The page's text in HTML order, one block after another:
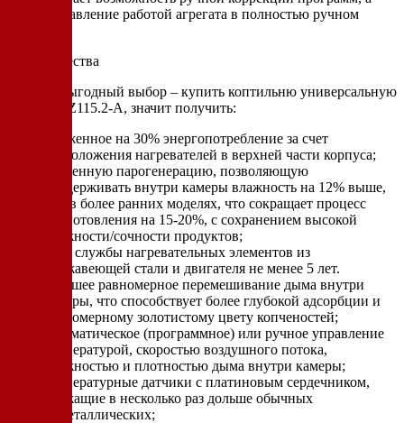
также управление работой агрегата в полностью ручном
Преимущества
Сделать выгодный выбор – купить коптильню универсальную
ИЖИЦА-Z115.2-A, значит получить:
сниженное на 30% энергопотребление за счет
расположения нагревателей в верхней части корпуса;
усиленную парогенерацию, позволяющую
поддерживать внутри камеры влажность на 12% выше,
чем в более ранних моделях, что сокращает процесс
приготовления на 15-20%, с сохранением высокой
влажности/сочности продуктов;
срок службы нагревательных элементов из
нержавеющей стали и двигателя не менее 5 лет.
хорошее равномерное перемешивание дыма внутри
камеры, что способствует более глубокой адсорбции и
равномерному золотистому цвету копченостей;
автоматическое (программное) или ручное управление
температурой, скоростью воздушного потока,
влажностью и плотностью дыма внутри камеры;
температурные датчики с платиновым сердечником,
служащие в несколько раз дольше обычных
биметаллических;